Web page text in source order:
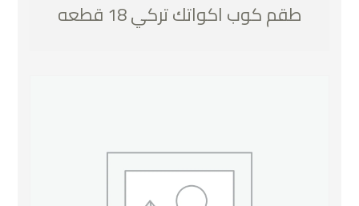
طقم كوب اكواتك تركي 18 قطعه